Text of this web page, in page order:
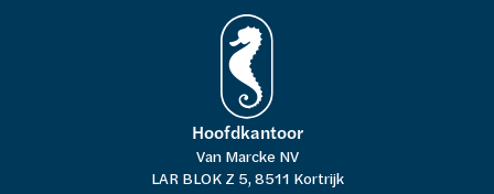
Hoofdkantoor
Van Marcke NV
LAR BLOK Z 5, 8511 Kortrijk